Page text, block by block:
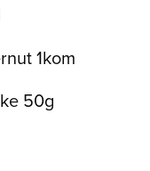
1kom
50g